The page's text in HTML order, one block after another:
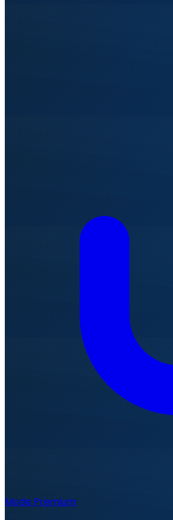
Mode Premium